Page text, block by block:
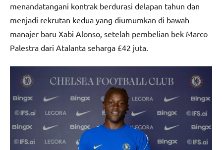
menandatangani kontrak berdurasi delapan tahun dan
menjadi rekrutan kedua yang diumumkan di bawah
manajer baru Xabi Alonso, setelah pembelian bek Marco
Palestra dari Atalanta seharga £42 juta.